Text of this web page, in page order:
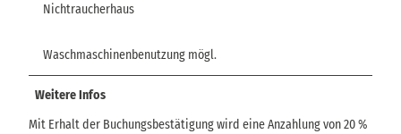
Nichtraucherhaus
Waschmaschinenbenutzung mögl.
Weitere Infos
Mit Erhalt der Buchungsbestätigung wird eine Anzahlung von 20 %